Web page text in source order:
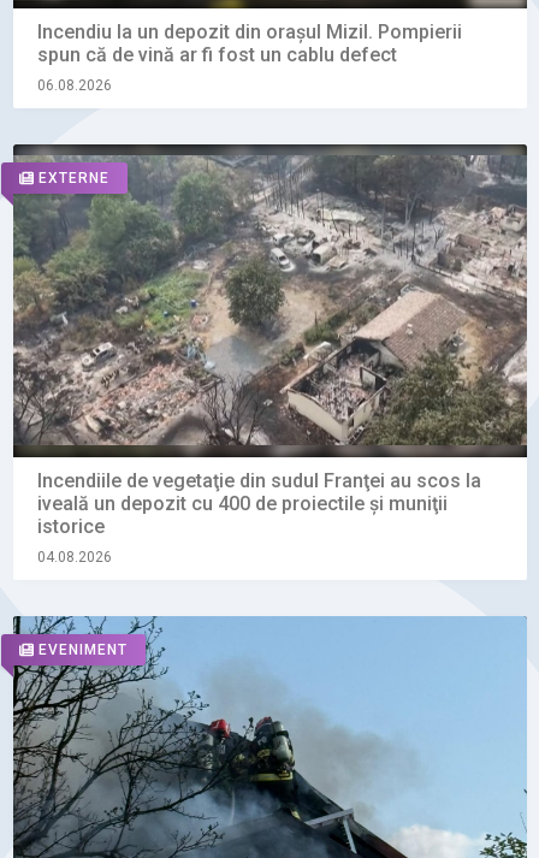
Incendiu la un depozit din orașul Mizil. Pompierii
spun că de vină ar fi fost un cablu defect
06.08.2026
EXTERNE
Incendiile de vegetaţie din sudul Franţei au scos la
iveală un depozit cu 400 de proiectile şi muniţii
istorice
04.08.2026
EVENIMENT